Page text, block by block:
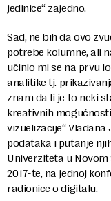
jedinice“ zajedno.
Sad, ne bih da ovo
potrebe kolumne, ali
učinio mi se na prvu
analitike tj.
znam da li je to neki
kreativnih
vizuelizacije“
podataka i putanje
Univerziteta u
2017-te, na jednoj
radionice o digitalu.